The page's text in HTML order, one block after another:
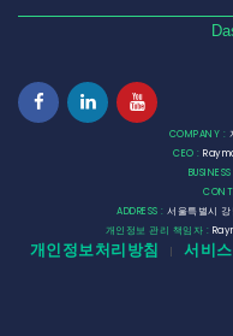
COMPANY :
CEO :
ADDRESS : 서울특별시
개인정보 관리 책임자 :
개인정보처리방침 서비